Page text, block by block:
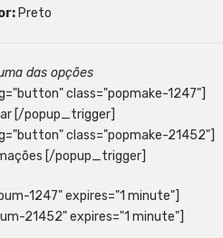
Preto
das opções
class="popmake-1247"]
[/popup_trigger]
class="popmake-21452"]
[/popup_trigger]
1247" expires="1 minute"]
21452" expires="1 minute"]